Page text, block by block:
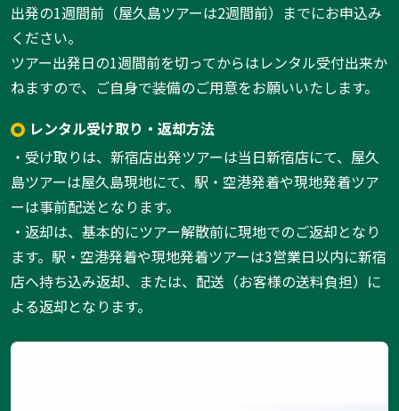
出発の1週間前（屋久島ツアーは2週間前）までにお申込み
ください。
ツアー出発日の1週間前を切ってからはレンタル受付出来か
ねますので、ご自身で装備のご用意をお願いいたします。
レンタル受け取り・返却方法
・受け取りは、新宿店出発ツアーは当日新宿店にて、屋久
島ツアーは屋久島現地にて、駅・空港発着や現地発着ツア
ーは事前配送となります。
・返却は、基本的にツアー解散前に現地でのご返却となり
ます。駅・空港発着や現地発着ツアーは3営業日以内に新宿
店へ持ち込み返却、または、配送（お客様の送料負担）に
よる返却となります。